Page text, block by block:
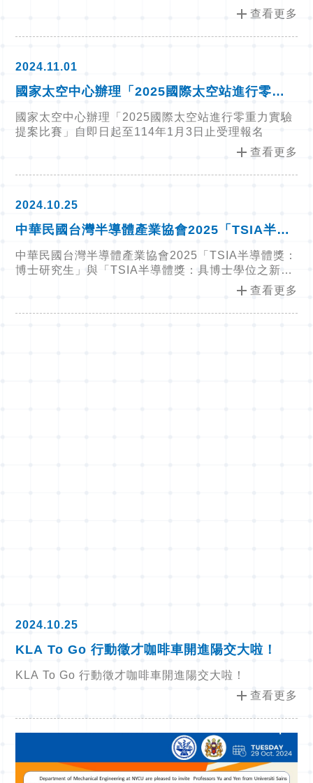
add 查看更多
2024.11.01
國家太空中心辦理「2025國際太空站進行零重
力實驗提案比賽」自即日起至114年1月3日止受
理報名
國家太空中心辦理「2025國際太空站進行零重力實驗
提案比賽」自即日起至114年1月3日止受理報名
add 查看更多
2024.10.25
中華民國台灣半導體產業協會2025「TSIA半導
體獎：博士研究生」與「TSIA半導體獎：具博
士學位之新進研究人員」自113年10月15日至12
月15日止受理申請
中華民國台灣半導體產業協會2025「TSIA半導體獎：
博士研究生」與「TSIA半導體獎：具博士學位之新進
研究人員」自113年10月15日至12月15日止受理申請
add 查看更多
2024.10.25
KLA To Go 行動徵才咖啡車開進陽交大啦！
KLA To Go 行動徵才咖啡車開進陽交大啦！
add 查看更多